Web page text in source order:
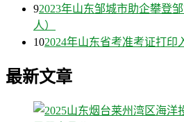
92023年山东邹城市助企攀登
人）
102024年山东省考准考证打印
最新文章